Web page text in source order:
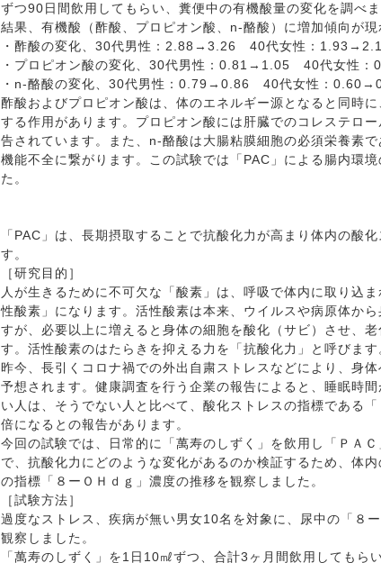
ずつ90日間飲用してもらい、糞便中の有機酸量の変化を調べ
結果、有機酸（酢酸、プロピオン酸、n-酪酸）に増加傾向が
・酢酸の変化、30代男性：2.88→3.26 40代女性：
・プロピオン酸の変化、30代男性：0.81→1.05 40代女性
・n-酪酸の変化、30代男性：0.79→0.86 40代女性：
酢酸およびプロピオン酸は、体のエネルギー源となると同時
する作用があります。プロピオン酸には肝臓でのコレステロ
告されています。また、n-酪酸は大腸粘膜細胞の必須栄養素
機能不全に繋がります。この試験では「PAC」による腸内環
た。
「PAC」は、長期摂取することで抗酸化力が高まり体内の酸
す。
［研究目的］
人が生きるために不可欠な「酸素」は、呼吸で体内に取り込
性酸素」になります。活性酸素は本来、ウイルスや病原体か
すが、必要以上に増えると身体の細胞を酸化（サビ）させ、
す。活性酸素のはたらきを抑える力を「抗酸化力」と呼びます
昨今、長引くコロナ禍での外出自粛ストレスなどにより、身
予想されます。健康調査を行う企業の報告によると、睡眠時
い人は、そうでない人と比べて、酸化ストレスの指標である
倍になるとの報告があります。
今回の試験では、日常的に「萬寿のしずく」を飲用し「ＰＡ
で、抗酸化力にどのような変化があるのか検証するため、体
の指標「８ーＯＨｄｇ」濃度の推移を観察しました。
［試験方法］
過度なストレス、疾病が無い男女10名を対象に、尿中の「８
観察しました。
「萬寿のしずく」を1日10㎖ずつ、合計3ヶ月間飲用してもら